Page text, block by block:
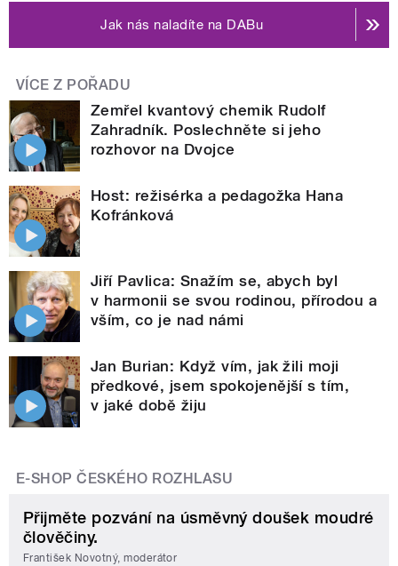
Jak nás naladíte na DABu
VÍCE Z POŘADU
Zemřel kvantový chemik Rudolf
Zahradník. Poslechněte si jeho
rozhovor na Dvojce
Host: režisérka a pedagožka Hana
Kofránková
Jiří Pavlica: Snažím se, abych byl
v harmonii se svou rodinou, přírodou a
vším, co je nad námi
Jan Burian: Když vím, jak žili moji
předkové, jsem spokojenější s tím,
v jaké době žiju
E-SHOP ČESKÉHO ROZHLASU
Přijměte pozvání na úsměvný doušek moudré
člověčiny.
František Novotný, moderátor